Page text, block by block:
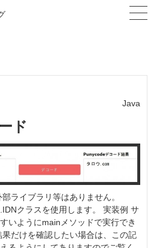
Java
ド
ライブラリ等はありません。
クラスを使用します。 実装例 サ
いようにmainメソッドで実行でき
だけを確認したい場合は、この記